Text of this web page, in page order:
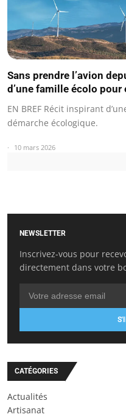
Sans prendre l’avion
d’une famille écolo
EN BREF Récit inspirant
démarche écologique.
10 mars 2026
NEWSLETTER
Inscrivez-vous pour
directement dans votre
CATÉGORIES
Actualités
Artisanat